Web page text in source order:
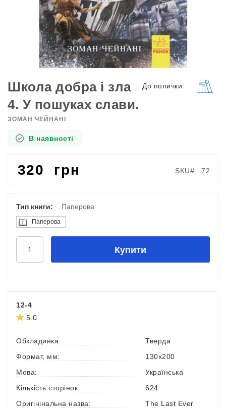
до
початку
галереї
До полички
Школа добра і зла
4. У пошуках слави.
ЗОМАН ЧЕЙНАНІ
В наявності
320 грн SKU 72
Тип книги: Паперова
Паперова
Купити
12-4
5.0
Обкладинка:
Тверда
Формат, мм:
130х200
Мова:
Українська
Кількість сторінок:
624
Оригінінальна назва:
The Last Ever